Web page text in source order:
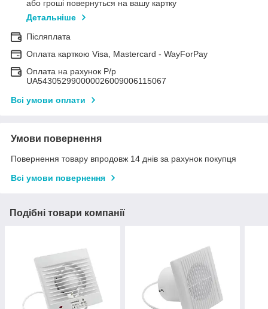
або гроші повернуться на вашу картку
Детальніше
Післяплата
Оплата карткою Visa, Mastercard - WayForPay
Оплата на рахунок Р/р
UA543052990000026009006115067
Всі умови оплати
Умови повернення
Повернення товару впродовж 14 днів за рахунок покупця
Всі умови повернення
Подібні товари компанії